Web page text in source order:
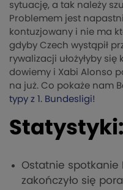
sytuację, a tak należy
Problemem jest
kontuzjowany i nie ma
gdyby Czech wystąpił
rywalizacji ułożyłyby
dowiemy i Xabi Alonso
na już. Co pokaże nam
typy z 1. Bundesligi!
Statystyki:
Ostatnie spotkanie
zakończyło się